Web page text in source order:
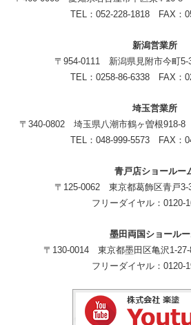
TEL：052-228-1818 FAX：
新潟営業所
〒954-0111 新潟県見附市今町5-
TEL：0258-86-6338 FAX：
埼玉営業所
〒340-0802 埼玉県八潮市鶴ヶ曽根918-
TEL：048-999-5573 FAX：
青戸店ショールー
〒125-0062 東京都葛飾区青戸3-
フリーダイヤル：0120-
墨田両国ショール
〒130-0014 東京都墨田区亀沢1-27-
フリーダイヤル：0120-